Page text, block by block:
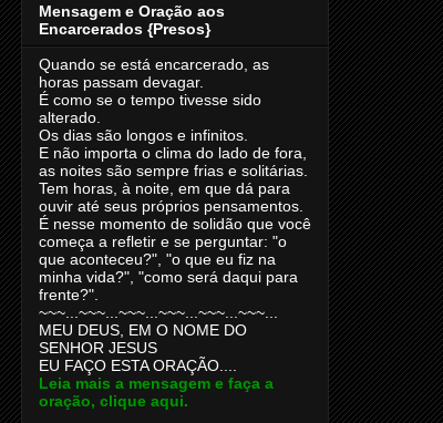
Mensagem e Oração aos
Encarcerados {Presos}
Quando se está encarcerado, as
horas passam devagar.
É como se o tempo tivesse sido
alterado.
Os dias são longos e infinitos.
E não importa o clima do lado de fora,
as noites são sempre frias e solitárias.
Tem horas, à noite, em que dá para
ouvir até seus próprios pensamentos.
É nesse momento de solidão que você
começa a refletir e se perguntar: "o
que aconteceu?", "o que eu fiz na
minha vida?", "como será daqui para
frente?".
~~~...~~~...~~~...~~~...~~~...~~~...
MEU DEUS, EM O NOME DO
SENHOR JESUS
EU FAÇO ESTA ORAÇÃO....
Leia mais a mensagem e faça a
oração, clique aqui.